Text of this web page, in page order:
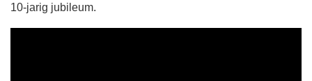
10-jarig jubileum.